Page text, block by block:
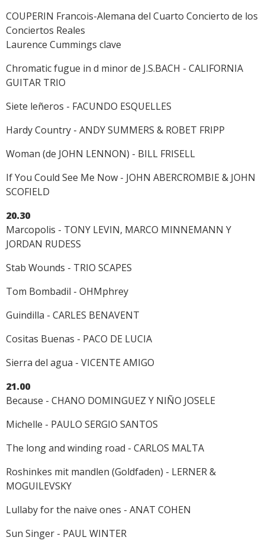
COUPERIN Francois-Alemana del Cuarto Concierto de los
Conciertos Reales
Laurence Cummings clave
Chromatic fugue in d minor de J.S.BACH - CALIFORNIA
GUITAR TRIO
Siete leñeros - FACUNDO ESQUELLES
Hardy Country - ANDY SUMMERS & ROBET FRIPP
Woman (de JOHN LENNON) - BILL FRISELL
If You Could See Me Now - JOHN ABERCROMBIE & JOHN
SCOFIELD
20.30
Marcopolis - TONY LEVIN, MARCO MINNEMANN Y
JORDAN RUDESS
Stab Wounds - TRIO SCAPES
Tom Bombadil - OHMphrey
Guindilla - CARLES BENAVENT
Cositas Buenas - PACO DE LUCIA
Sierra del agua - VICENTE AMIGO
21.00
Because - CHANO DOMINGUEZ Y NIÑO JOSELE
Michelle - PAULO SERGIO SANTOS
The long and winding road - CARLOS MALTA
Roshinkes mit mandlen (Goldfaden) - LERNER &
MOGUILEVSKY
Lullaby for the naive ones - ANAT COHEN
Sun Singer - PAUL WINTER